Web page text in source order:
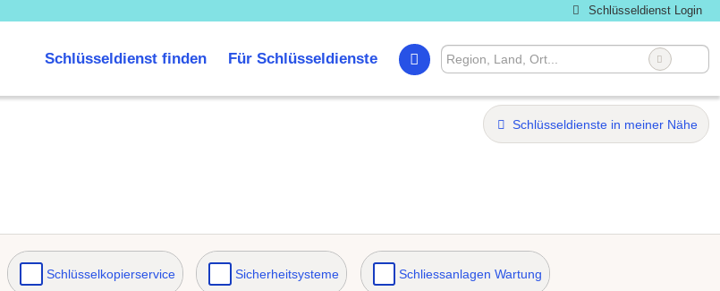
Schlüsseldienst Login
Schlüsseldienst finden Für Schlüsseldienste
Schlüsseldienste in meiner Nähe
Schlüsselkopierservice Sicherheitsysteme Schliessanlagen Wartung